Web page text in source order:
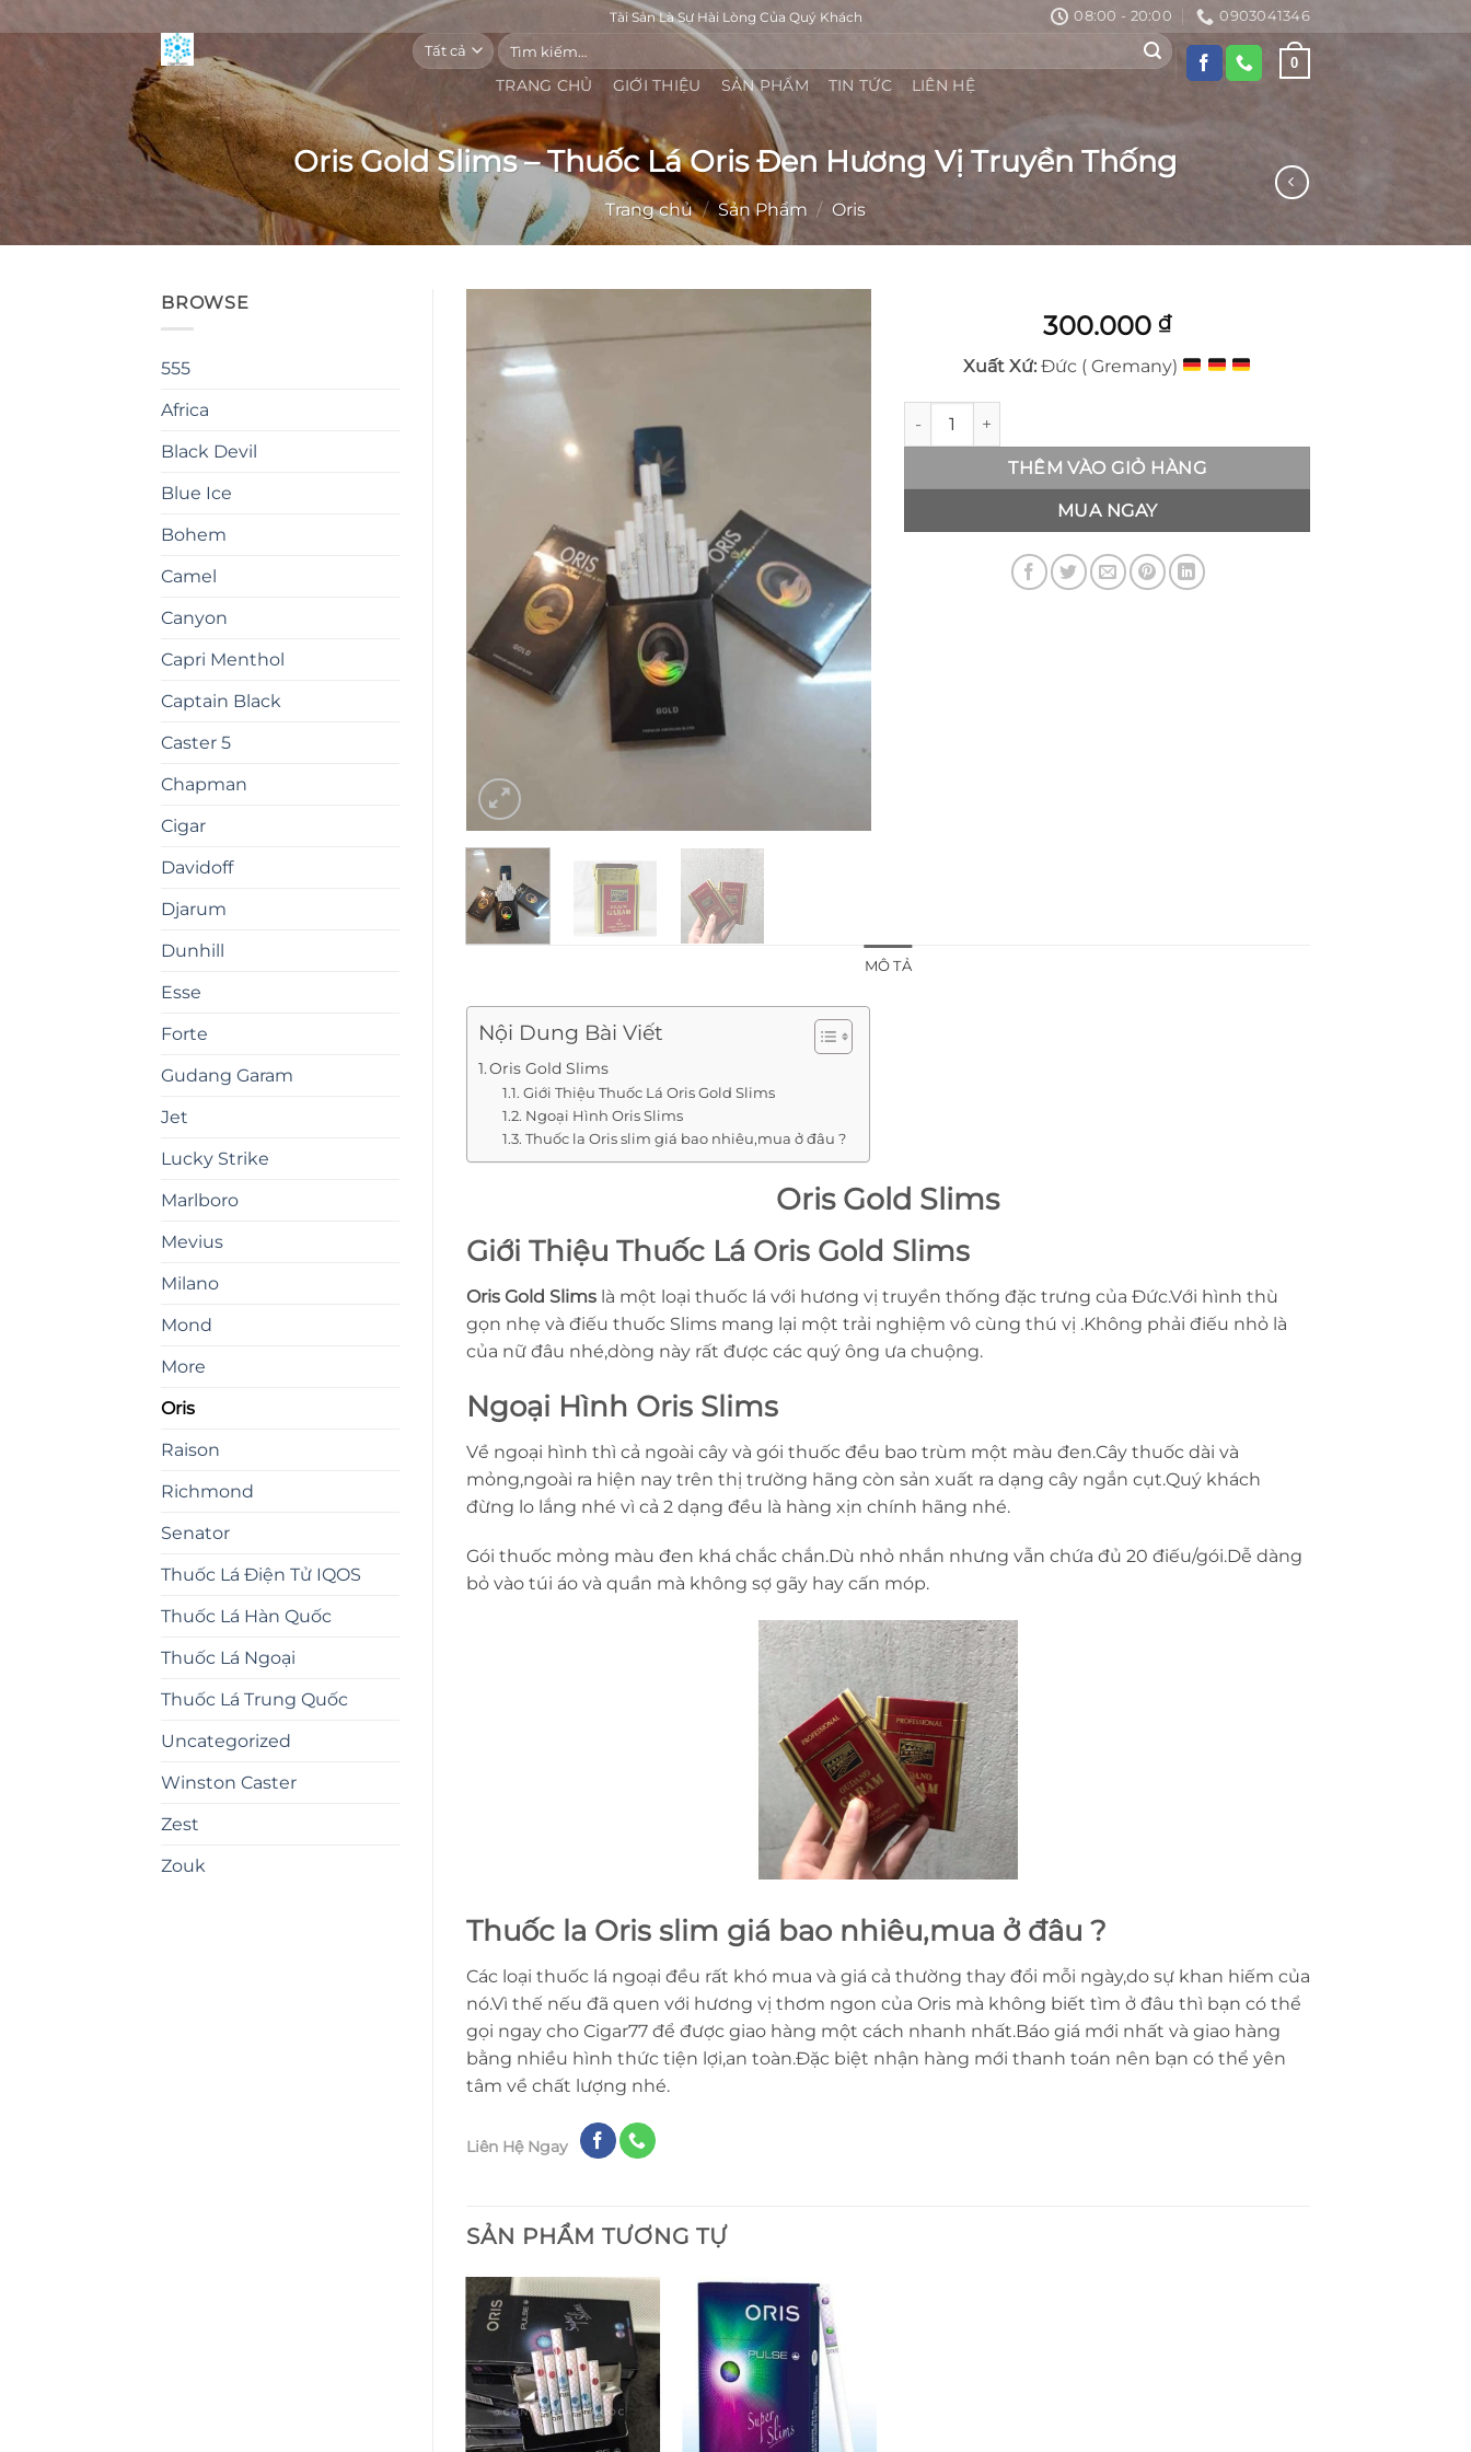
qua
Tài Sản Là Sự Hài Lòng Của Quý Khách 08:00 - 20:00
0903041346
Tìm
kiếm:
0
TRANG CHỦ GIỚI THIỆU SẢN PHẨM TIN TỨC LIÊN HỆ
Oris Gold Slims – Thuốc Lá Oris Đen Hương Vị Truyền Thống
Trang chủ / Sản Phẩm / Oris
BROWSE
555
Africa
Black Devil
Blue Ice
Bohem
Camel
Canyon
Capri Menthol
Captain Black
Caster 5
Chapman
Cigar
Davidoff
Djarum
Dunhill
Esse
Forte
Gudang Garam
Jet
Lucky Strike
Marlboro
Mevius
Milano
Mond
More
Oris
Raison
Richmond
Senator
Thuốc Lá Điện Tử IQOS
Thuốc Lá Hàn Quốc
Thuốc Lá Ngoại
Thuốc Lá Trung Quốc
Uncategorized
Winston Caster
Zest
Zouk
300.000₫
Xuất Xứ: Đức ( Gremany)
Oris Gold Slims - Thuốc Lá Oris Đen Hương Vị Truyền Thống số lượng
THÊM VÀO GIỎ HÀNG
MUA NGAY
MÔ TẢ
Nội Dung Bài Viết
Oris Gold Slims
Giới Thiệu Thuốc Lá Oris Gold Slims
Ngoại Hình Oris Slims
Thuốc la Oris slim giá bao nhiêu,mua ở đâu ?
Oris Gold Slims
Giới Thiệu Thuốc Lá Oris Gold Slims
Oris Gold Slimslà một loại thuốc lá với hương vị truyền thống đặc trưng của Đức.Với hình thù
gọn nhẹ và điếu thuốc Slims mang lại một trải nghiệm vô cùng thú vị .Không phải điếu nhỏ là
của nữ đâu nhé,dòng này rất được các quý ông ưa chuộng.
Ngoại Hình Oris Slims
Về ngoại hình thì cả ngoài cây và gói thuốc đều bao trùm một màu đen.Cây thuốc dài và
mỏng,ngoài ra hiện nay trên thị trường hãng còn sản xuất ra dạng cây ngắn cụt.Quý khách
đừng lo lắng nhé vì cả 2 dạng đều là hàng xịn chính hãng nhé.
Gói thuốc mỏng màu đen khá chắc chắn.Dù nhỏ nhắn nhưng vẫn chứa đủ 20 điếu/gói.Dễ dàng
bỏ vào túi áo và quần mà không sợ gãy hay cấn móp.
Thuốc la Oris slim giá bao nhiêu,mua ở đâu ?
Các loại thuốc lá ngoại đều rất khó mua và giá cả thường thay đổi mỗi ngày,do sự khan hiếm của
nó.Vì thế nếu đã quen với hương vị thơm ngon của Oris mà không biết tìm ở đâu thì bạn có thể
gọi ngay cho Cigar77 để được giao hàng một cách nhanh nhất.Báo giá mới nhất và giao hàng
bằng nhiều hình thức tiện lợi,an toàn.Đặc biệt nhận hàng mới thanh toán nên bạn có thể yên
tâm về chất lượng nhé.
Liên Hệ Ngay
SẢN PHẨM TƯƠNG TỰ
Add to
wishlist
Add to
wishlist